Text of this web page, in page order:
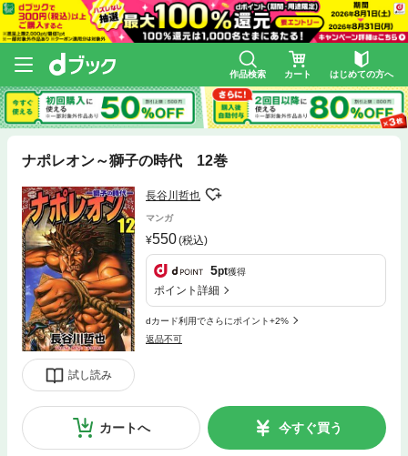
作品検索 カート はじめての方へ
ナポレオン～獅子の時代 12巻
試し読み
長谷川哲也
マンガ
550(税込)
5pt獲得
ポイント詳細
dカード利用でさらにポイント+2%
返品不可
カートへ 今すぐ買う